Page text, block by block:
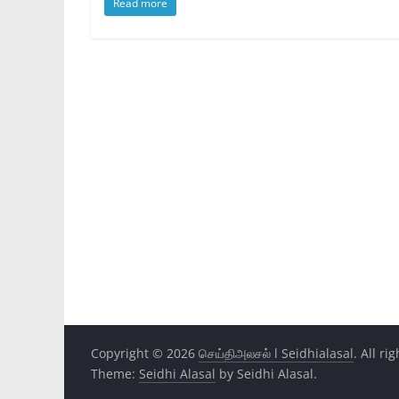
Read more
Copyright © 2026 செய்திஅலசல் l Seidhialasal. All
Theme: Seidhi Alasal by Seidhi Alasal.